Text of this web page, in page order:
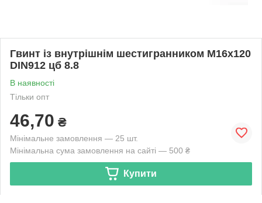
Гвинт із внутрішнім шестигранником М16х120
DIN912 цб 8.8
В наявності
Тільки опт
46,70 ₴
Мінімальне замовлення — 25 шт.
Мінімальна сума замовлення на сайті — 500 ₴
Купити